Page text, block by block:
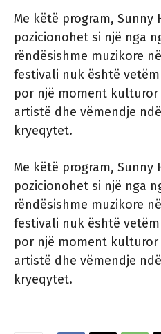
Me këtë program, Sunny
pozicionohet si një nga
rëndësishme muzikore
festivali nuk është
por një moment
artistë dhe vëmendje
kryeqytet.
Me këtë program, Sunny
pozicionohet si një nga
rëndësishme muzikore
festivali nuk është
por një moment
artistë dhe vëmendje
kryeqytet.